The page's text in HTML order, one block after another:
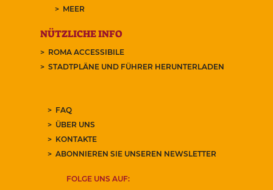
MEER
NÜTZLICHE INFO
ROMA ACCESSIBILE
STADTPLÄNE UND FÜHRER HERUNTERLADEN
FAQ
ÜBER UNS
KONTAKTE
ABONNIEREN SIE UNSEREN NEWSLETTER
FOLGE UNS AUF: